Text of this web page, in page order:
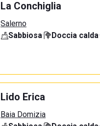
La Conchiglia
Salerno
Sabbiosa· Doccia calda·
Lido Erica
Baia Domizia